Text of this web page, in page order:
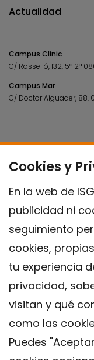
Cookies y
En la web de
publicidad ni
seguimiento
cookies,
tu experiencia
privacidad,
visitan y qué
como las
Puedes
Actualidad
Campus Clínic
C/ Rosselló, 132, 5º 2ª
Campus Mar
C/ Doctor Aiguader, 88.